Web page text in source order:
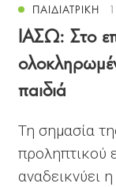
ΠΑΙΔΙΑΤΡΙΚΗ
ΙΑΣΩ: Στο
παιδιά
Τη σημασία
προληπτικού
αναδεικνύει